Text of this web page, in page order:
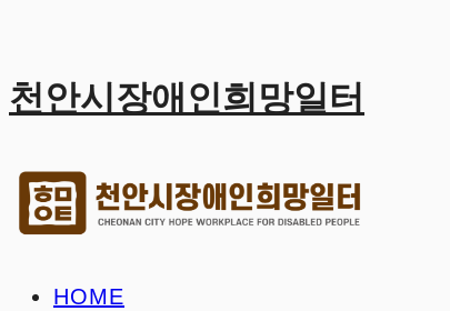
천안시장애인희망일터
HOME